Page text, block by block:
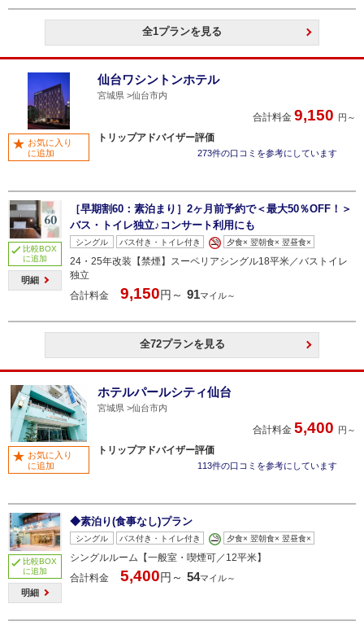
全1プランを見る
仙台ワシントンホテル
宮城県 仙台市内
合計料金 9,150 円～
トリップアドバイザー評価
273件の口コミを参考にしています
お気に入り
に追加
比較BOX
に追加
明細
［早期割60：素泊まり］2ヶ月前予約で＜最大50％OFF！＞
バス・トイレ独立♪コンサート利用にも
シングル バス付き・トイレ付き 夕食× 翌朝食× 翌昼食×
24・25年改装【禁煙】スーペリアシングル18平米／バストイレ
独立
合計料金
9,150円～ 91マイル～
全72プランを見る
ホテルパールシティ仙台
宮城県 仙台市内
合計料金 5,400 円～
トリップアドバイザー評価
113件の口コミを参考にしています
お気に入り
に追加
比較BOX
に追加
明細
◆素泊り(食事なし)プラン
シングル バス付き・トイレ付き 夕食× 翌朝食× 翌昼食×
シングルルーム【一般室・喫煙可／12平米】
合計料金
5,400円～ 54マイル～